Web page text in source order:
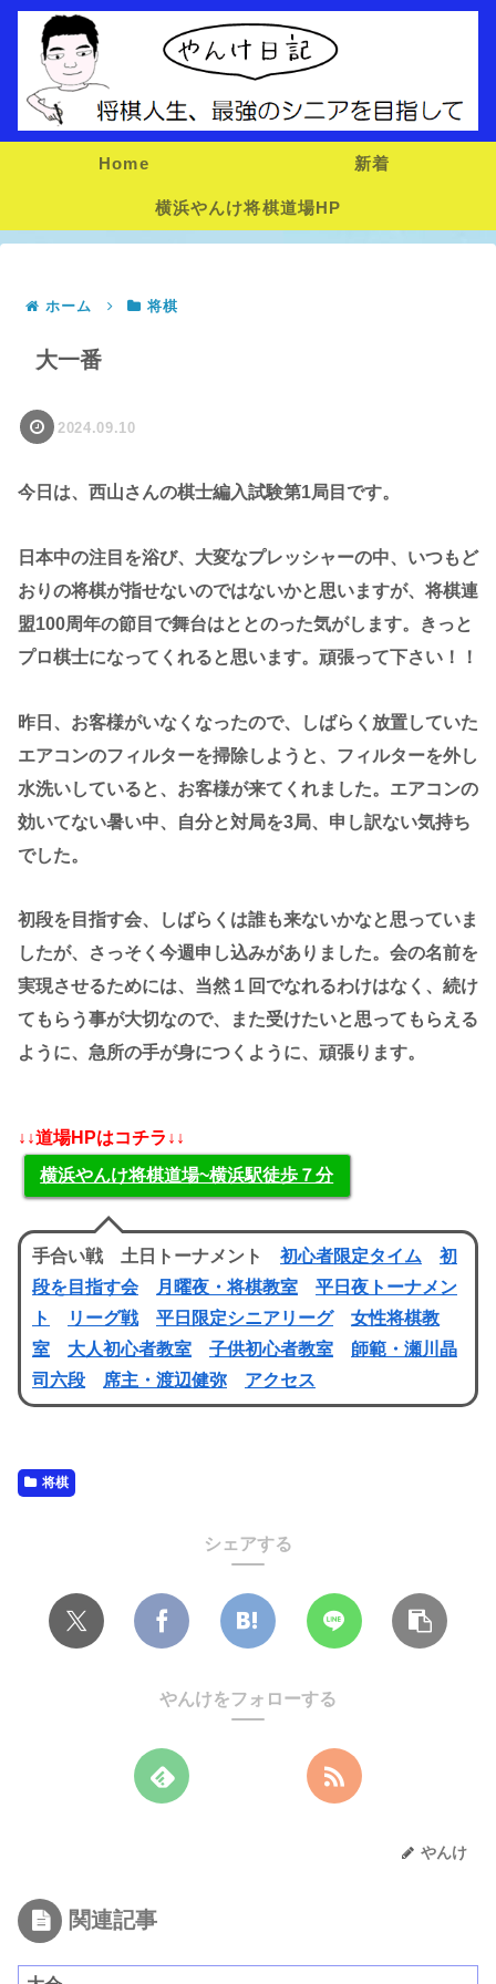
Home 新着
横浜やんけ将棋道場HP
ホーム 将棋
大一番
2024.09.10
今日は、西山さんの棋士編入試験第1局目です。
日本中の注目を浴び、大変なプレッシャーの中、いつもど
おりの将棋が指せないのではないかと思いますが、将棋連
盟100周年の節目で舞台はととのった気がします。きっと
プロ棋士になってくれると思います。頑張って下さい！！
昨日、お客様がいなくなったので、しばらく放置していた
エアコンのフィルターを掃除しようと、フィルターを外し
水洗いしていると、お客様が来てくれました。エアコンの
効いてない暑い中、自分と対局を3局、申し訳ない気持ち
でした。
初段を目指す会、しばらくは誰も来ないかなと思っていま
したが、さっそく今週申し込みがありました。会の名前を
実現させるためには、当然１回でなれるわけはなく、続け
てもらう事が大切なので、また受けたいと思ってもらえる
ように、急所の手が身につくように、頑張ります。
↓↓道場HPはコチラ↓↓
横浜やんけ将棋道場~横浜駅徒歩７分
手合い戦 土日トーナメント 初心者限定タイム
初
段を目指す会
月曜夜・将棋教室
平日夜トーナメン
ト
リーグ戦 平日限定シニアリーグ
女性将棋教
室
大人初心者教室 子供初心者教室
師範・瀬川晶
司六段
席主・渡辺健弥 アクセス
将棋
シェアする
やんけをフォローする
やんけ
関連記事